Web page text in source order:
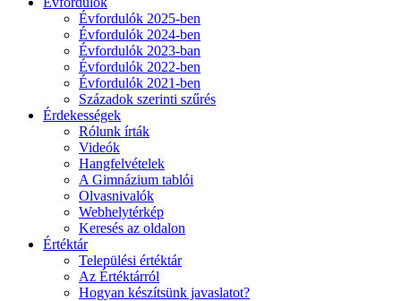
Évfordulók 2025-ben
Évfordulók 2024-ben
Évfordulók 2023-ban
Évfordulók 2022-ben
Évfordulók 2021-ben
Századok szerinti szűrés
Érdekességek
Rólunk írták
Videók
Hangfelvételek
A Gimnázium tablói
Olvasnivalók
Webhelytérkép
Keresés az oldalon
Értéktár
Települési értéktár
Az Értéktárról
Hogyan készítsünk javaslatot?